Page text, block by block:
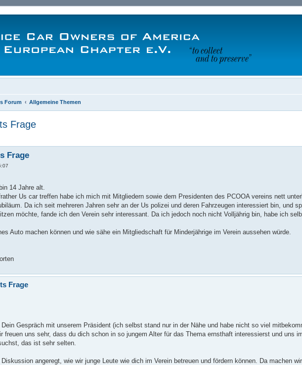
Forum Allgemeine Themen
Frage
Frage
14 Jahre alt.
Us car treffen habe ich mich mit Mitgliedern sowie dem Presidenten des PCOOA vereins nett
Da ich seit mehreren Jahren sehr an der Us polizei und deren Fahrzeugen interessiert bin, und
möchte, fande ich den Verein sehr interessant. Da ich jedoch noch nicht Volljährig bin, habe ich
Auto machen können und wie sähe ein Mitgliedschaft für Minderjährige im Verein aussehen würde.
Frage
Gespräch mit unserem Präsident (ich selbst stand nur in der Nähe und habe nicht so viel
freuen uns sehr, dass du dich schon in so jungem Alter für das Thema ernsthaft interessierst und uns
das ist sehr selten.
angeregt, wie wir junge Leute wie dich im Verein betreuen und fördern können. Da machen